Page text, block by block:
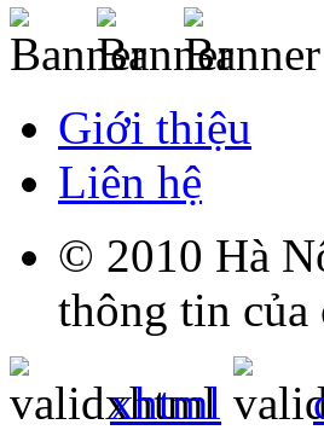
Giới thiệu
Liên hệ
© 2010 Hà
thông tin của
xhtml